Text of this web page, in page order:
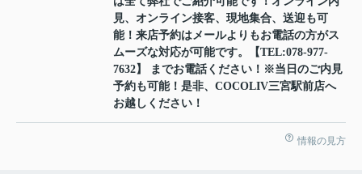
見、オンライン接客、現地集合、送迎も可
能！来店予約はメールよりもお電話の方がス
ムーズな対応が可能です。【TEL:078-977-
7632】 までお電話ください！※当日のご内見
予約も可能！是非、COCOLIV三宮駅前店へ
お越しください！
情報の見方